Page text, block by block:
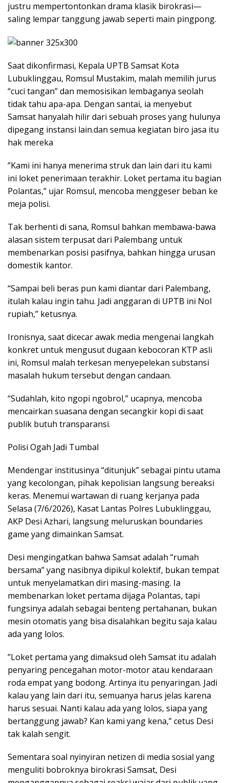
justru mempertontonkan drama klasik birokrasi—
saling lempar tanggung jawab seperti main pingpong.
​Saat dikonfirmasi, Kepala UPTB Samsat Kota
Lubuklinggau, Romsul Mustakim, malah memilih jurus
“cuci tangan” dan memosisikan lembaganya seolah
tidak tahu apa-apa. Dengan santai, ia menyebut
Samsat hanyalah hilir dari sebuah proses yang hulunya
dipegang instansi lain.dan semua kegiatan biro jasa itu
hak mereka
​”Kami ini hanya menerima struk dan lain dari itu kami
ini loket penerimaan terakhir. Loket pertama itu bagian
Polantas,” ujar Romsul, mencoba menggeser beban ke
meja polisi.
​Tak berhenti di sana, Romsul bahkan membawa-bawa
alasan sistem terpusat dari Palembang untuk
membenarkan posisi pasifnya, bahkan hingga urusan
domestik kantor.
“Sampai beli beras pun kami diantar dari Palembang,
itulah kalau ingin tahu. Jadi anggaran di UPTB ini Nol
rupiah,” ketusnya.
​Ironisnya, saat dicecar awak media mengenai langkah
konkret untuk mengusut dugaan kebocoran KTP asli
ini, Romsul malah terkesan menyepelekan substansi
masalah hukum tersebut dengan candaan.
“Sudahlah, kito ngopi ngobrol,” ucapnya, mencoba
mencairkan suasana dengan secangkir kopi di saat
publik butuh transparansi.
​Polisi Ogah Jadi Tumbal
​Mendengar institusinya “ditunjuk” sebagai pintu utama
yang kecolongan, pihak kepolisian langsung bereaksi
keras. Menemui wartawan di ruang kerjanya pada
Selasa (7/6/2026), Kasat Lantas Polres Lubuklinggau,
AKP Desi Azhari, langsung meluruskan boundaries
game yang dimainkan Samsat.
​Desi mengingatkan bahwa Samsat adalah “rumah
bersama” yang nasibnya dipikul kolektif, bukan tempat
untuk menyelamatkan diri masing-masing. Ia
membenarkan loket pertama dijaga Polantas, tapi
fungsinya adalah sebagai benteng pertahanan, bukan
mesin otomatis yang bisa disalahkan begitu saja kalau
ada yang lolos.
​”Loket pertama yang dimaksud oleh Samsat itu adalah
penyaring pencegahan motor-motor atau kendaraan
roda empat yang bodong. Artinya itu penyaringan. Jadi
kalau yang lain dari itu, semuanya harus jelas karena
harus sesuai. Nanti kalau ada yang lolos, siapa yang
bertanggung jawab? Kan kami yang kena,” cetus Desi
tak kalah sengit.
​Sementara soal nyinyiran netizen di media sosial yang
menguliti bobroknya birokrasi Samsat, Desi